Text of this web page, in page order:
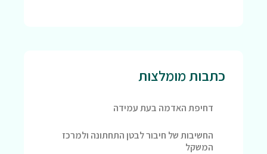
כתבות מומלצות
דחיפת האדמה בעת עמידה
החשיבות של חיבור לבטן התחתונה ולמרכז
המשקל